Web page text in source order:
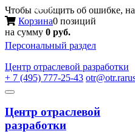
Чтобы сообщить об ошибке,
Корзина0 позиций
на сумму 0 руб.
Персональный раздел
Центр отраслевой разработки
+ 7 (495) 777-25-43
Toggle
Меню
Центр отраслевой
разработки